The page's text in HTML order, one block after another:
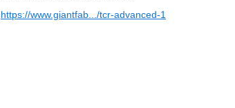
https://www.giantfab.../tcr-advanced-1